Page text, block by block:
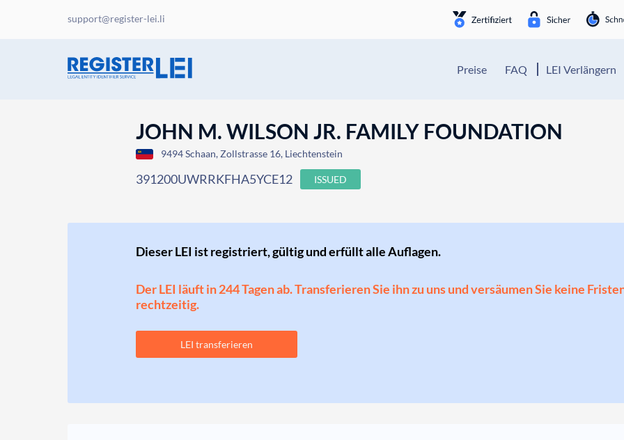
support@register-lei.li
Preise FAQ LEI Verlängern
JOHN M. WILSON JR. FAMILY FOUNDATION
9494 Schaan, Zollstrasse 16, Liechtenstein
391200UWRRKFHA5YCE12 ISSUED
Dieser LEI ist registriert, gültig und erfüllt alle Auflagen.
Der LEI läuft in 244 Tagen ab. Transferieren Sie ihn zu uns und versäumen Sie keine
rechtzeitig.
LEI transferieren